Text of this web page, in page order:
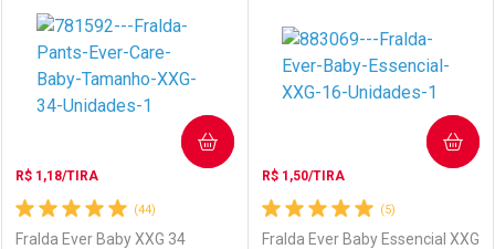
Laboratório
Por Menos Laboratório
Por Menos
(44)
R$ 1,18/TIRA
Fralda Ever Baby XXG 34
COMPRAR
(5)
R$ 1,50/TIRA
Fralda Ever Baby Essencial XXG
COMPRAR